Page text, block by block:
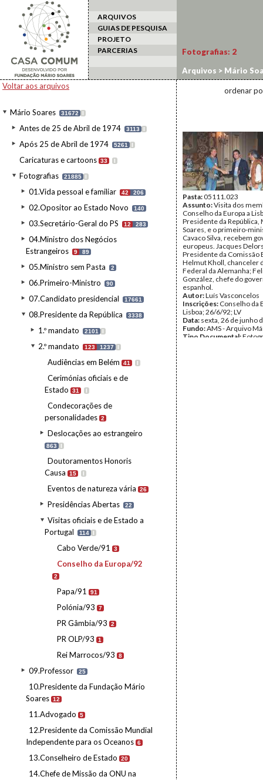
ARQUIVOS
GUIAS DE PESQUISA
PROJETO
PARCERIAS
Voltar aos arquivos
Mário Soares 31672 I
Antes de 25 de Abril de 1974 3113 I
Após 25 de Abril de 1974 5261 I
Caricaturas e cartoons 33 I
Fotografias 21885 I
01.Vida pessoal e familiar 42 206
02.Opositor ao Estado Novo 140
03.Secretário-Geral do PS 12 283
04.Ministro dos Negócios
Estrangeiros
9 89
05.Ministro sem Pasta 2
06.Primeiro-Ministro 90
07.Candidato presidencial 17661
08.Presidente da República 3338
1.º mandato 2101 I
2.º mandato 123 1237 I
Audiências em Belém 41 I
Cerimónias oficiais e de
Estado
31 I
Condecorações de
personalidades 2
Deslocações ao estrangeiro
863 I
Doutoramentos Honoris
Causa
15 I
Eventos de natureza vária 26
Presidências Abertas 22
Visitas oficiais e de Estado a
Portugal
114 I
Cabo Verde/91 3
Conselho da Europa/92
2
Papa/91 91
Polónia/93 7
PR Gâmbia/93 2
PR OLP/93 1
Rei Marrocos/93 8
09.Professor 25
10.Presidente da Fundação Mário
Soares 12
11.Advogado 5
12.Presidente da Comissão Mundial
Independente para os Oceanos 6
13.Conselheiro de Estado 20
14.Chefe de Missão da ONU na
Fotografias: 2
Arquivos > Mário
Estado a Portugal>
ordenar
Pasta:05111.023
Assunto:Visita dos
Conselho da Europa a
Presidente da República,
Soares, e o primeiro-
Cavaco Silva, recebem
europeus. Jacques
Presidente da Comissão
Helmut Kholl, chanceler
Federal da Alemanha;
González, chefe do
espanhol.
Autor:Luís Vasconcelos
Inscrições: Conselho da
Lisboa; 26/6/92; LV
Data: sexta, 26 de junho
Fundo:AMS - Arquivo
Tipo Documental: